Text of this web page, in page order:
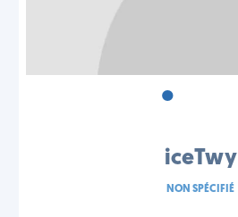
•
iceTwy
NON SPÉCIFIÉ